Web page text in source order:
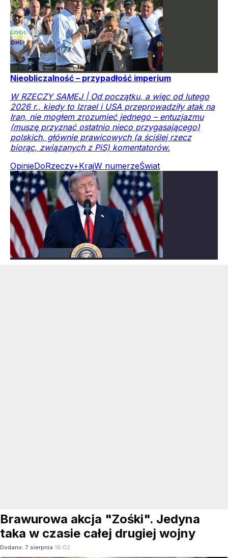
Nieobliczalność – przypadłość imperium
W RZECZY SAMEJ | Od początku, a więc od lutego
2026 r., kiedy to Izrael i USA przeprowadziły atak na
Iran, nie mogłem zrozumieć jednego – entuzjazmu
(muszę przyznać ostatnio nieco przygasającego)
polskich, głównie prawicowych (a ściślej rzecz
biorąc, związanych z PiS) komentatorów.
OpinieDoRzeczy+KrajW numerzeŚwiat
Brawurowa akcja "Zośki". Jedyna
taka w czasie całej drugiej wojny
Dodano: 7 sierpnia 16:02